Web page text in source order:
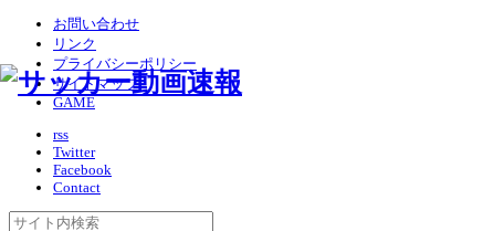
お問い合わせ
リンク
プライバシーポリシー
サイトマップ
GAME
rss
Twitter
Facebook
Contact